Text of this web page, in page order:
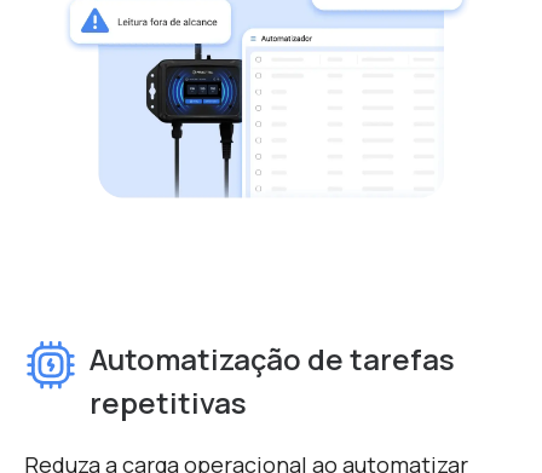
Automatização de tarefas
repetitivas
Reduza a carga operacional ao automatizar